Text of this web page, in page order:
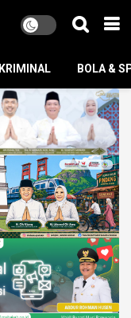
KRIMINAL BOLA &